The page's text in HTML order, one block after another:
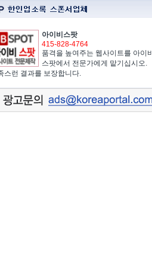
아이비스팟
415-828-4764
품격을 높여주는 웹사이트를 아이비
스팟에서 전문가에게 맡기십시오.
스런 결과를 보장합니다.